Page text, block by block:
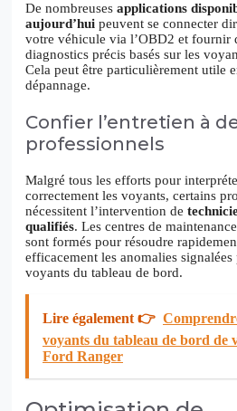
De nombreuses applications
aujourd’hui peuvent se connecter
votre véhicule via l’OBD2 et fournir
diagnostics précis basés sur les
Cela peut être particulièrement utile
dépannage.
Confier l’entretien à
professionnels
Malgré tous les efforts pour
correctement les voyants, certains
nécessitent l’intervention de
qualifiés. Les centres de
sont formés pour résoudre
efficacement les anomalies signalées
voyants du tableau de bord.
Lire également 👉
voyants du tableau de bord de
Ford Ranger